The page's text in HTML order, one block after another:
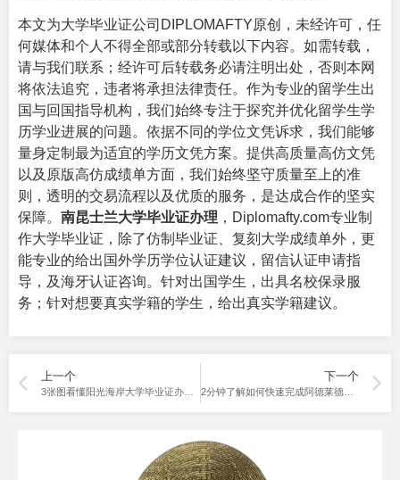
本文为大学毕业证公司DIPLOMAFTY原创，未经许可，任
何媒体和个人不得全部或部分转载以下内容。如需转载，
请与我们联系；经许可后转载务必请注明出处，否则本网
将依法追究，违者将承担法律责任。作为专业的留学生出
国与回国指导机构，我们始终专注于探究并优化留学生学
历学业进展的问题。依据不同的学位文凭诉求，我们能够
量身定制最为适宜的学历文凭方案。提供高质量高仿文凭
以及原版高仿成绩单方面，我们始终坚守质量至上的准
则，透明的交易流程以及优质的服务，是达成合作的坚实
保障。 南昆士兰大学毕业证办理 ，Diplomafty.com专业制
作大学毕业证 ，除了仿制毕业证、复刻大学成绩单外，更
能专业的给出国外学历学位认证建议，留信认证申请指
导，及海牙认证咨询。针对出国学生，出具名校保录服
务；针对想要真实学籍的学生，给出真实学籍建议。
上一个 下一个
2分钟了解如何快速完成阿德莱德大学毕业证办理